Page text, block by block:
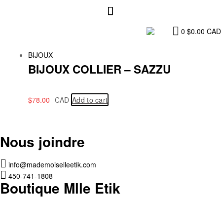
0 $0.00 CAD
BIJOUX
BIJOUX COLLIER – SAZZU
$78.00 CAD Add to cart
Nous joindre
info@mademoiselleetik.com
450-741-1808
Boutique Mlle Etik